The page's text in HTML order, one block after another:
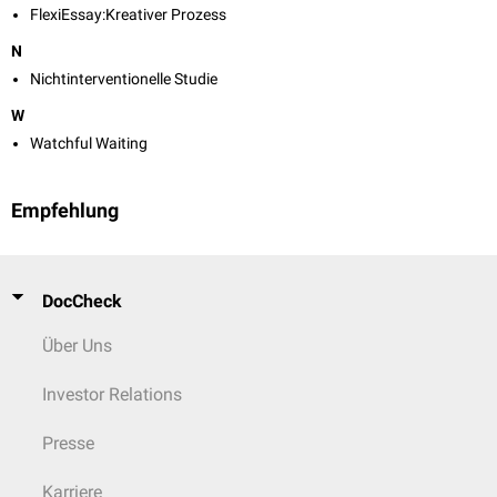
FlexiEssay:Kreativer Prozess
N
Nichtinterventionelle Studie
W
Watchful Waiting
Empfehlung
DocCheck
Über Uns
Investor Relations
Presse
Karriere